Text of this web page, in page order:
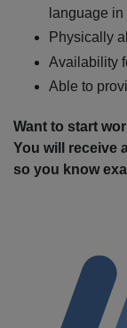
language
Physically
Availability
Able to
Want to start
You will receive
so you know